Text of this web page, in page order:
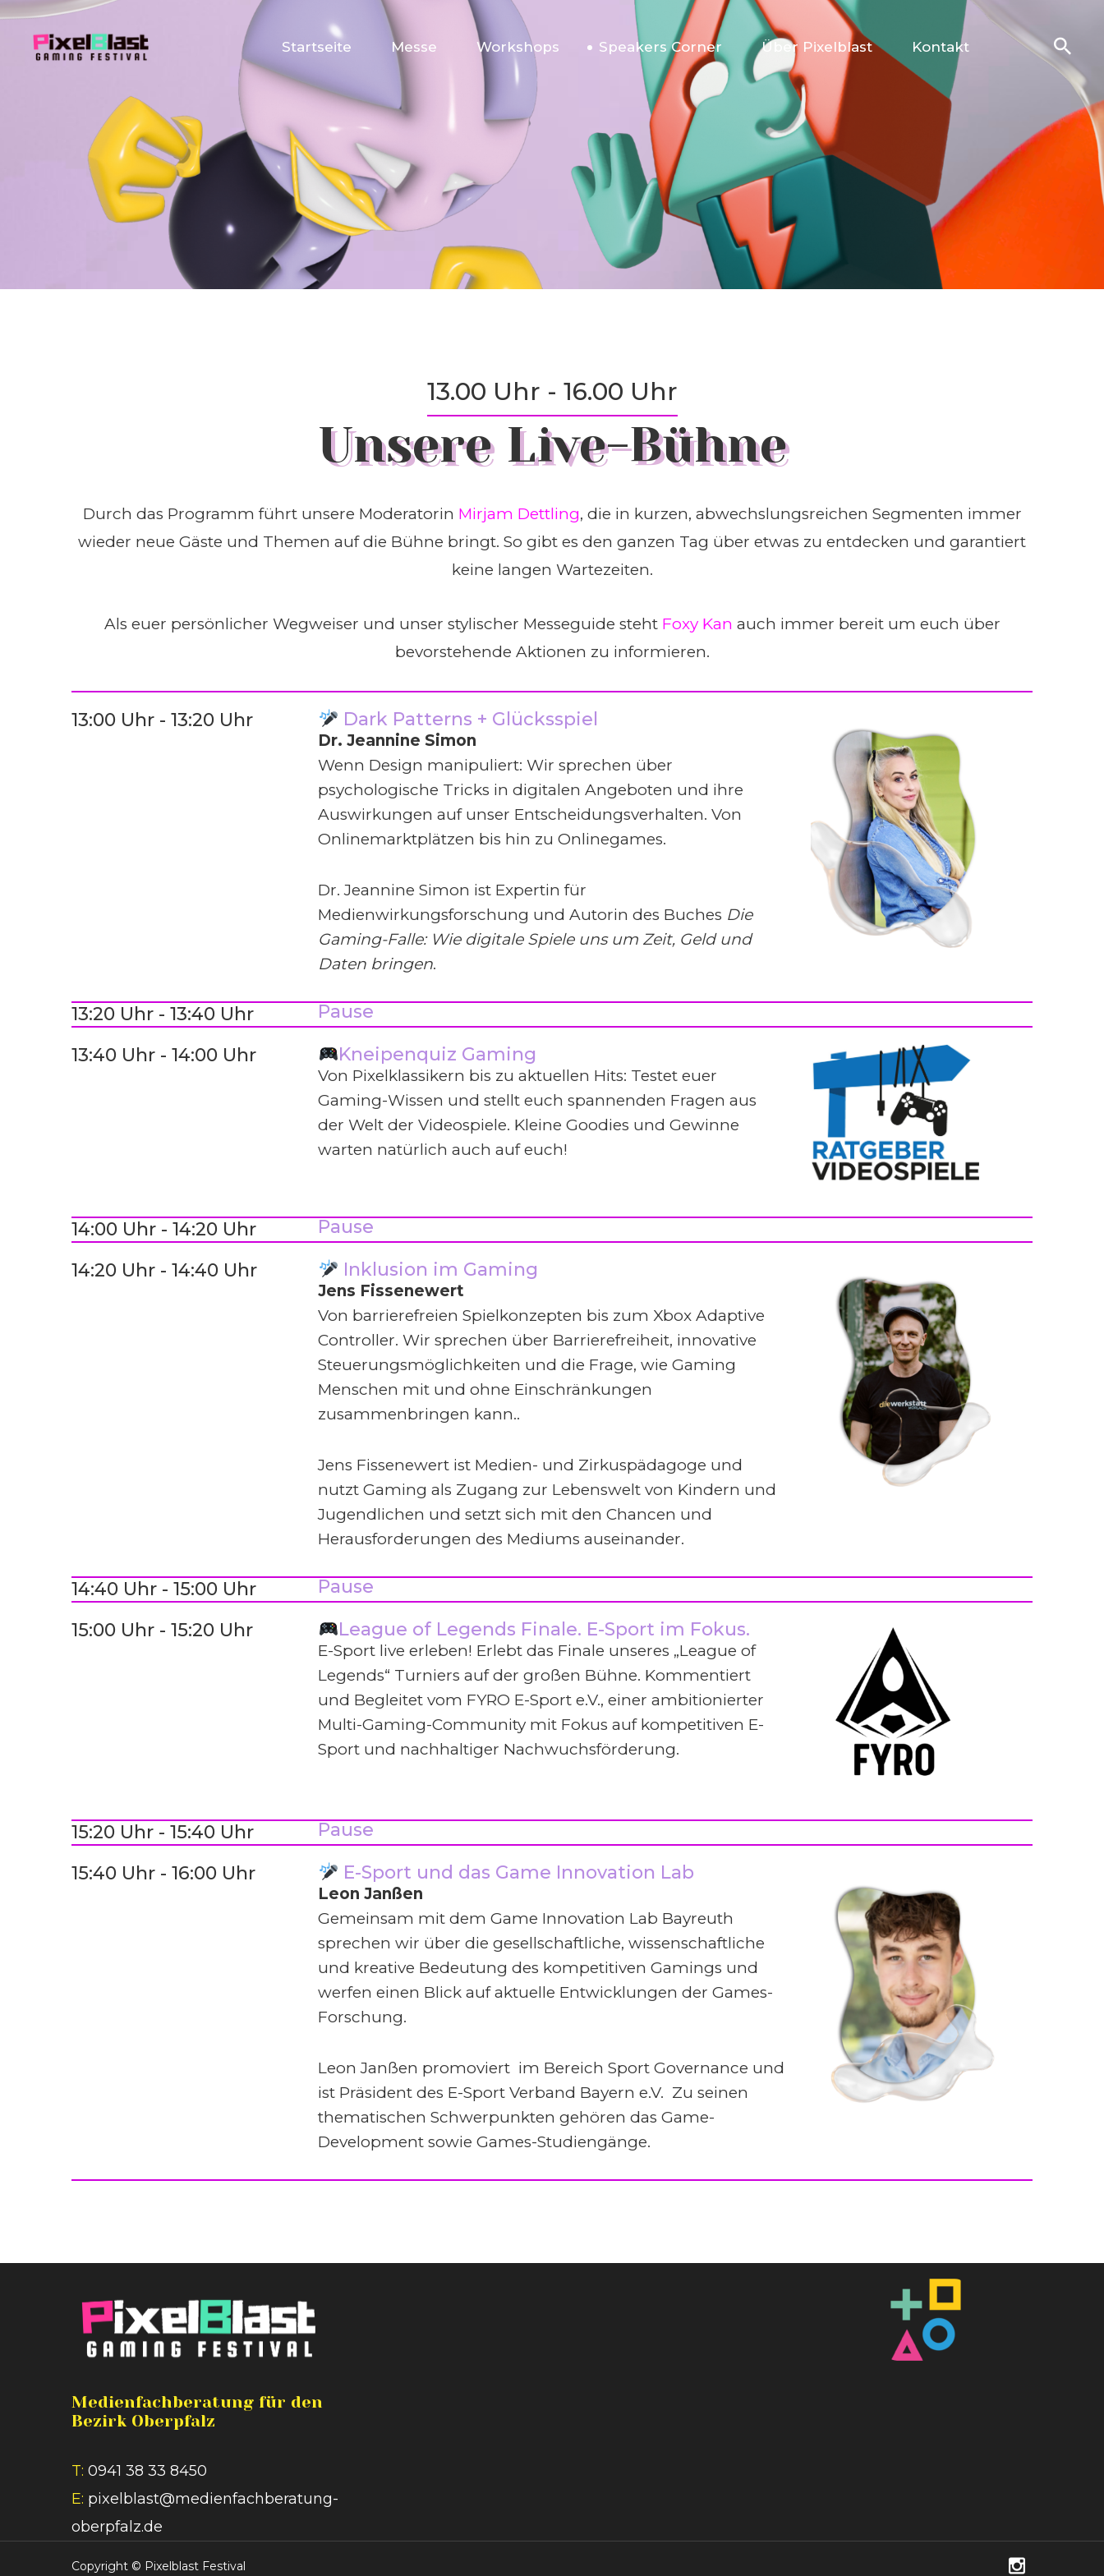
Startseite Messe Workshops Speakers Corner Über Pixelblast Kontakt
13.00 Uhr - 16.00 Uhr
Unsere Live-Bühne
Durch das Programm führt unsere Moderatorin Mirjam Dettling, die in kurzen, abwechslungsreichen Segmenten immer
wieder neue Gäste und Themen auf die Bühne bringt. So gibt es den ganzen Tag über etwas zu entdecken und garantiert
keine langen Wartezeiten.
Als euer persönlicher Wegweiser und unser stylischer Messeguide steht Foxy Kan auch immer bereit um euch über
bevorstehende Aktionen zu informieren.
13:00 Uhr - 13:20 Uhr Dark Patterns + Glücksspiel
Dr. Jeannine Simon
Wenn Design manipuliert: Wir sprechen über
psychologische Tricks in digitalen Angeboten und ihre
Auswirkungen auf unser Entscheidungsverhalten. Von
Onlinemarktplätzen bis hin zu Onlinegames.
Dr. Jeannine Simon ist Expertin für
Medienwirkungsforschung und Autorin des Buches Die
Gaming-Falle: Wie digitale Spiele uns um Zeit, Geld und
Daten bringen.
13:20 Uhr - 13:40 Uhr
Pause
13:40 Uhr - 14:00 Uhr
Kneipenquiz Gaming
Von Pixelklassikern bis zu aktuellen Hits: Testet euer
Gaming-Wissen und stellt euch spannenden Fragen aus
der Welt der Videospiele. Kleine Goodies und Gewinne
warten natürlich auch auf euch!
14:00 Uhr - 14:20 Uhr
Pause
14:20 Uhr - 14:40 Uhr
Inklusion im Gaming
Jens Fissenewert
Von barrierefreien Spielkonzepten bis zum Xbox Adaptive
Controller. Wir sprechen über Barrierefreiheit, innovative
Steuerungsmöglichkeiten und die Frage, wie Gaming
Menschen mit und ohne Einschränkungen
zusammenbringen kann..
Jens Fissenewert ist Medien- und Zirkuspädagoge und
nutzt Gaming als Zugang zur Lebenswelt von Kindern und
Jugendlichen und setzt sich mit den Chancen und
Herausforderungen des Mediums auseinander.
14:40 Uhr - 15:00 Uhr
Pause
15:00 Uhr - 15:20 Uhr
League of Legends Finale. E-Sport im Fokus.
E-Sport live erleben! Erlebt das Finale unseres „League of
Legends“ Turniers auf der großen Bühne. Kommentiert
und Begleitet vom FYRO E-Sport e.V., einer ambitionierter
Multi-Gaming-Community mit Fokus auf kompetitiven E-
Sport und nachhaltiger Nachwuchsförderung.
15:20 Uhr - 15:40 Uhr
Pause
15:40 Uhr - 16:00 Uhr
E-Sport und das Game Innovation Lab
Leon Janßen
Gemeinsam mit dem Game Innovation Lab Bayreuth
sprechen wir über die gesellschaftliche, wissenschaftliche
und kreative Bedeutung des kompetitiven Gamings und
werfen einen Blick auf aktuelle Entwicklungen der Games-
Forschung.
Leon Janßen promoviert im Bereich Sport Governance und
ist Präsident des E-Sport Verband Bayern e.V. Zu seinen
thematischen Schwerpunkten gehören das Game-
Development sowie Games-Studiengänge.
Medienfachberatung für den
Bezirk Oberpfalz
T: 0941 38 33 8450
E: pixelblast@medienfachberatung-
oberpfalz.de
Copyright © Pixelblast Festival